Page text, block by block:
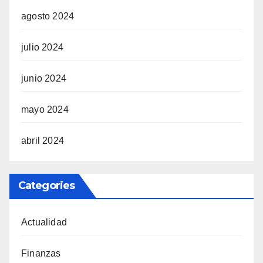
agosto 2024
julio 2024
junio 2024
mayo 2024
abril 2024
Categories
Actualidad
Finanzas